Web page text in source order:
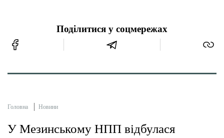
Поділитися у соцмережах
Головна Новини
У Мезинському НПП відбулася